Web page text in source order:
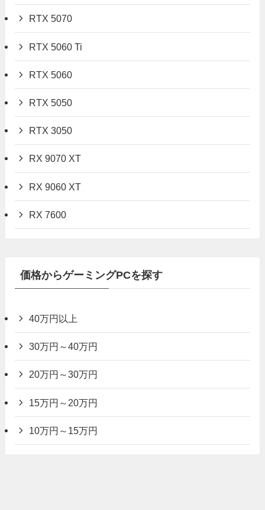
RTX 5070
RTX 5060 Ti
RTX 5060
RTX 5050
RTX 3050
RX 9070 XT
RX 9060 XT
RX 7600
価格からゲーミングPCを探す
40万円以上
30万円～40万円
20万円～30万円
15万円～20万円
10万円～15万円